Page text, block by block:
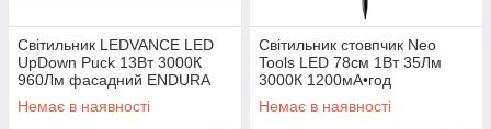
Світильник LEDVANCE LED
UpDown Puck 13Вт 3000К
960Лм фасадний ENDURA
STYLE чорний
Немає в наявності
Світильник стовпчик Neo
Tools LED 78см 1Вт 35Лм
3000К 1200мА•год
автономний датчик сутінків
чорний
Немає в наявності